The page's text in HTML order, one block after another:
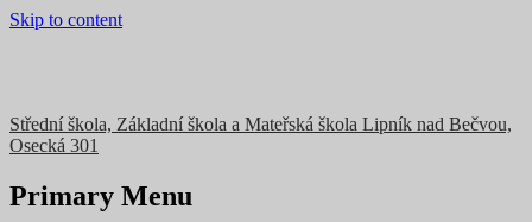
Skip to content
Střední škola, Základní škola a Mateřská škola Lipník nad Bečvou,
Osecká 301
Primary Menu